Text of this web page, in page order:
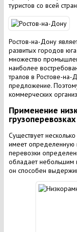
туристов со всей
Ростов-на-Дону
развитых городов
множество
наиболее
тралов в Ростове-на-
предложение.
коммерческих
Применение
грузоперевозках
Существует
имеет определенную
перевозки
обладает небольшим
он способен